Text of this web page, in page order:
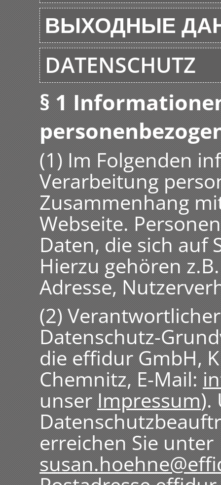
ВЫХОДНЫЕ
DATENSCHUTZ
§ 1
(1) Im Folgenden
Verarbeitung
Zusammenhang
Webseite.
Daten, die sich auf
Hierzu gehören
Adresse,
(2)
Datenschutz-
die effidur GmbH,
Chemnitz, E-Mail:
unser Impressum).
erreichen Sie unter